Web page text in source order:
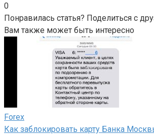
0
Понравилась статья? Поделиться с
Вам также может быть интересно
Forex
Как заблокировать карту Банка